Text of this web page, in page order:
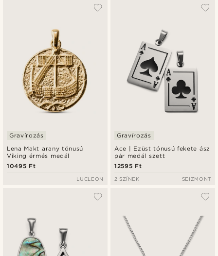
Lena Makt arany tónusú
Viking érmés medál
Gravírozás
10495 Ft
LUCLEON
Ace | Ezüst tónusú fekete ász
pár medál szett
Gravírozás
12595 Ft
2 SZÍNEK SEIZMONT